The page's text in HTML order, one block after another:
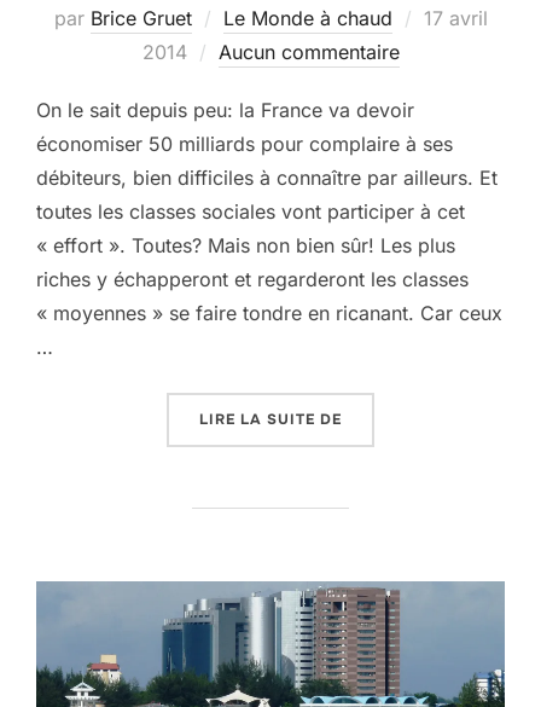
par Brice Gruet Le Monde à chaud
Publié
17 avril
2014
Aucun commentaire
On le sait depuis peu: la France va devoir
économiser 50 milliards pour complaire à ses
débiteurs, bien difficiles à connaître par ailleurs. Et
toutes les classes sociales vont participer à cet
« effort ». Toutes? Mais non bien sûr! Les plus
riches y échapperont et regarderont les classes
« moyennes » se faire tondre en ricanant. Car ceux
…
LIRE LA SUITE DE